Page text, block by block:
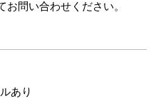
お問い合わせください。
あり